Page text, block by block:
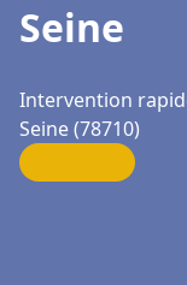
Seine
Intervention
Seine (78710)